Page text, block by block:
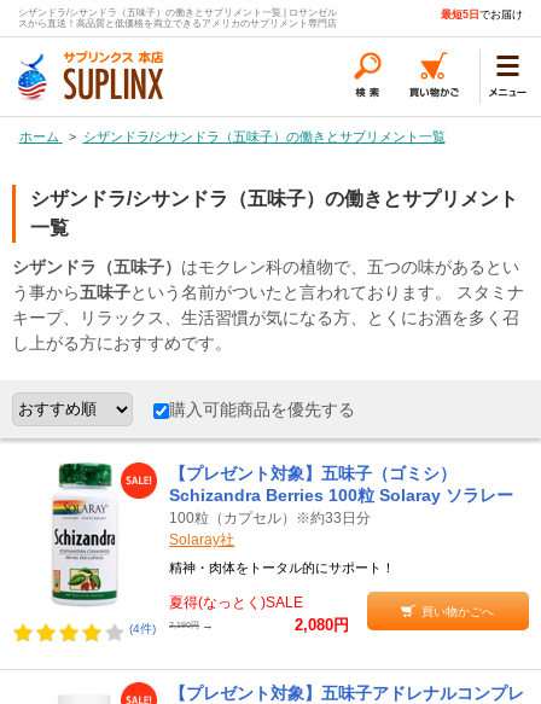
シザンドラ/シサンドラ（五味子）の働きとサプリメント一覧 | ロサンゼル
スから直送！高品質と低価格を両立できるアメリカのサプリメント専門店
最短5日 でお届け
ホーム > シザンドラ/シサンドラ（五味子）の働きとサプリメント一覧
シザンドラ/シサンドラ（五味子）の働きとサプリメント
一覧
シザンドラ（五味子） はモクレン科の植物で、五つの味があるとい
う事から五味子という名前がついたと言われております。 スタミナ
キープ、リラックス、生活習慣が気になる方、とくにお酒を多く召
し上がる方におすすめです。
購入可能商品を優先する
(4件)
【プレゼント対象】五味子（ゴミシ）
Schizandra Berries 100粒 Solaray ソラレー
100粒（カプセル）※約33日分
Solaray社
精神・肉体をトータル的にサポート！
夏得(なっとく)SALE
2,190円 → 2,080円
買い物かごへ
【プレゼント対象】五味子アドレナルコンプレ